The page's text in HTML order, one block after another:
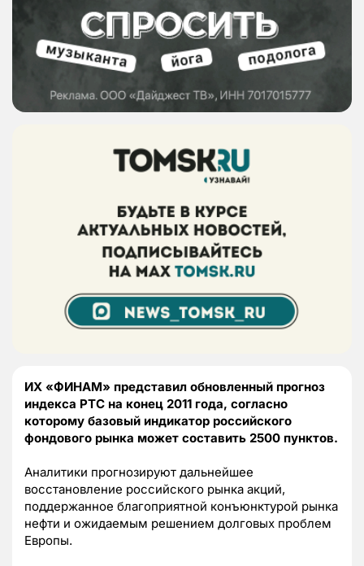
ИХ «ФИНАМ» представил обновленный прогноз
индекса РТС на конец 2011 года, согласно
которому базовый индикатор российского
фондового рынка может составить 2500 пунктов.
Аналитики прогнозируют дальнейшее
восстановление российского рынка акций,
поддержанное благоприятной конъюнктурой рынка
нефти и ожидаемым решением долговых проблем
Европы.